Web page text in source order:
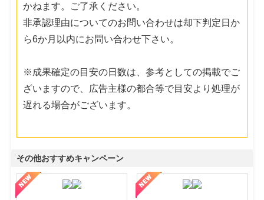
かねます。ご了承ください。
非承認理由についてのお問い合わせは却下判定日か
ら6か月以内にお問い合わせ下さい。
※成果確定の目安の日数は、参考としての掲載でご
ざいますので、広告主様の都合等で目安より処理が
遅れる場合がございます。
その他おすすめキャンペーン